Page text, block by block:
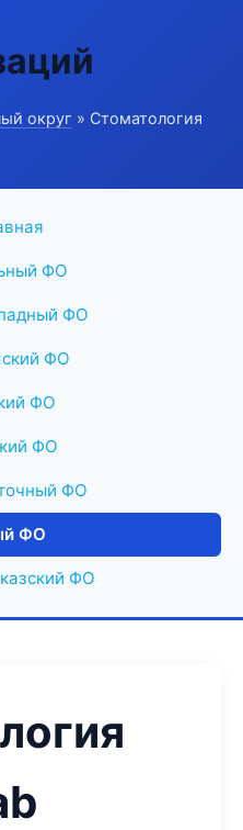
округ » Стоматология
ФО
ФО
ФО
ФО
ФО
ФО
ФО
ФО